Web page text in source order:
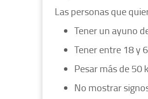
Las personas que
Tener un ayuno
Tener entre 18 y
Pesar más de 50
No mostrar